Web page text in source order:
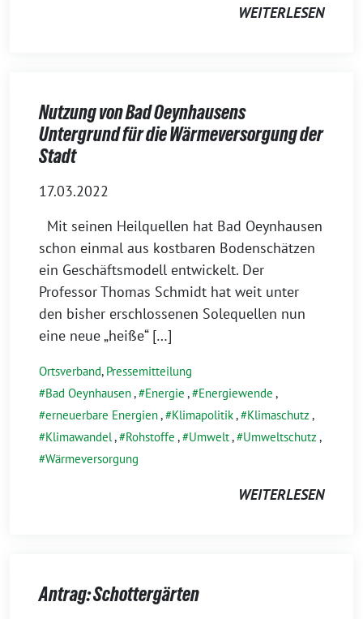
WEITERLESEN
Nutzung von Bad Oeynhausens
Untergrund für die Wärmeversorgung der
Stadt
17.03.2022
Mit seinen Heilquellen hat Bad Oeynhausen
schon einmal aus kostbaren Bodenschätzen
ein Geschäftsmodell entwickelt. Der
Professor Thomas Schmidt hat weit unter
den bisher erschlossenen Solequellen nun
eine neue „heiße“ […]
Ortsverband, Pressemitteilung
Bad Oeynhausen, Energie , Energiewende ,
erneuerbare Energien, Klimapolitik, Klimaschutz ,
Klimawandel, Rohstoffe , Umwelt, Umweltschutz ,
Wärmeversorgung
WEITERLESEN
Antrag: Schottergärten